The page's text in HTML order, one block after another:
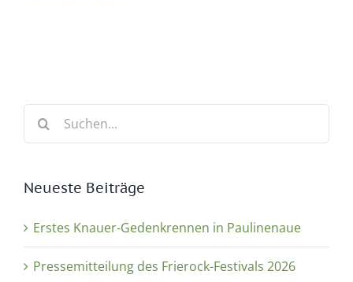
Suche
Neueste Beiträge
Erstes Knauer-Gedenkrennen in Paulinenaue
Pressemitteilung des Frierock-Festivals 2026